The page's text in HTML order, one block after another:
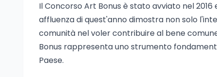
Il Concorso Art Bonus è stato avviato nel
affluenza di quest'anno dimostra non solo
comunità nel voler contribuire al bene
Bonus rappresenta uno strumento
Paese.